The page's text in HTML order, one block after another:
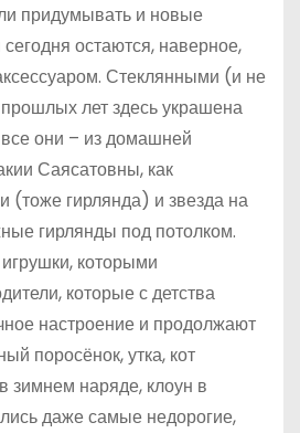
придумывать и новые
остаются, наверное,
Стеклянными (и не
лет здесь украшена
они – из домашней
Саясатовны, как
(тоже гирлянда) и звезда на
гирлянды под потолком.
которыми
которые с детства
настроение и продолжают
поросёнок, утка, кот
зимнем наряде, клоун в
даже самые недорогие,